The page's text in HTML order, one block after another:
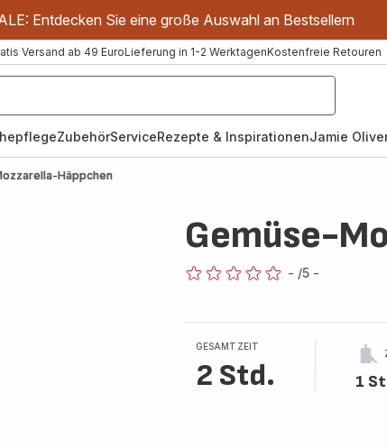
Entdecken Sie eine große Auswahl an Bestsellern
Versand ab 49 EuroLieferung in 1-2 WerktagenKostenfreie Retouren
ZubehörServiceRezepte & InspirationenJamie
Häppchen
Gemüse-
- /5 -
GESAMTZEIT
2 Std. 1